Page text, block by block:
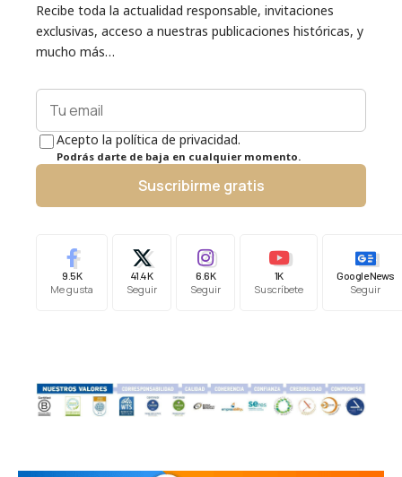
Recibe toda la actualidad responsable, invitaciones
exclusivas, acceso a nuestras publicaciones históricas, y
mucho más…
Acepto la política de privacidad.
Podrás darte de baja en cualquier momento.
Suscribirme gratis
9.5K
Me gusta
41.4K
Seguir
6.6K
Seguir
1K
Suscríbete
Google News
Seguir